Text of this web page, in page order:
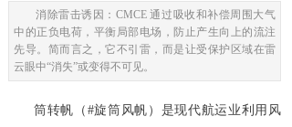
消除雷击诱因：CMCE 通过吸收和补偿周围大气
中的正负电荷，平衡局部电场，防止产生向上的流注
先导。简而言之，它不引雷，而是让受保护区域在雷
云眼中“消失”或变得不可见。
筒转帆（#旋筒风帆）是现代航运业利用风